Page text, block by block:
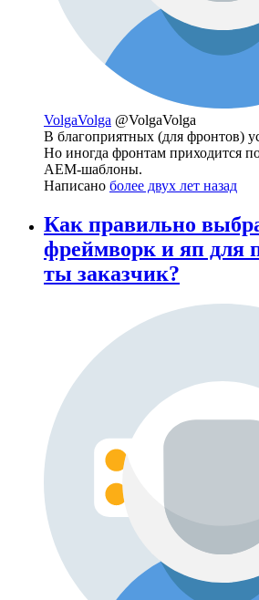
VolgaVolga @VolgaVolga
В благоприятных (для фронтов)
Но иногда фронтам приходится
AEM-шаблоны.
Написано более двух лет назад
Как правильно
фреймворк и яп для
ты заказчик?